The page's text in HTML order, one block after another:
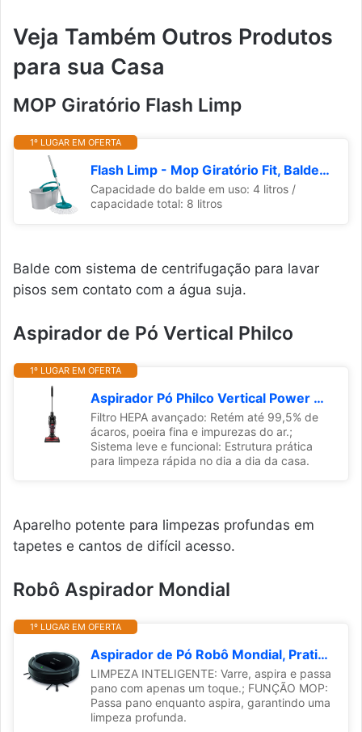
Veja Também Outros Produtos
para sua Casa
MOP Giratório Flash Limp
1º LUGAR EM OFERTA
Flash Limp - Mop Giratório Fit, Balde 8 litros - MOP5010
Capacidade do balde em uso: 4 litros /
capacidade total: 8 litros
Balde com sistema de centrifugação para lavar
pisos sem contato com a água suja.
Aspirador de Pó Vertical Philco
1º LUGAR EM OFERTA
Aspirador Pó Philco Vertical Power Clean 2000W PAS4000V 127V
Filtro HEPA avançado: Retém até 99,5% de
ácaros, poeira fina e impurezas do ar.;
Sistema leve e funcional: Estrutura prática
para limpeza rápida no dia a dia da casa.
Aparelho potente para limpezas profundas em
tapetes e cantos de difícil acesso.
Robô Aspirador Mondial
1º LUGAR EM OFERTA
Aspirador de Pó Robô Mondial, Pratic Clean, Bivolt, Cinza/Preto, 30W - RB-11
LIMPEZA INTELIGENTE: Varre, aspira e passa
pano com apenas um toque.; FUNÇÃO MOP:
Passa pano enquanto aspira, garantindo uma
limpeza profunda.